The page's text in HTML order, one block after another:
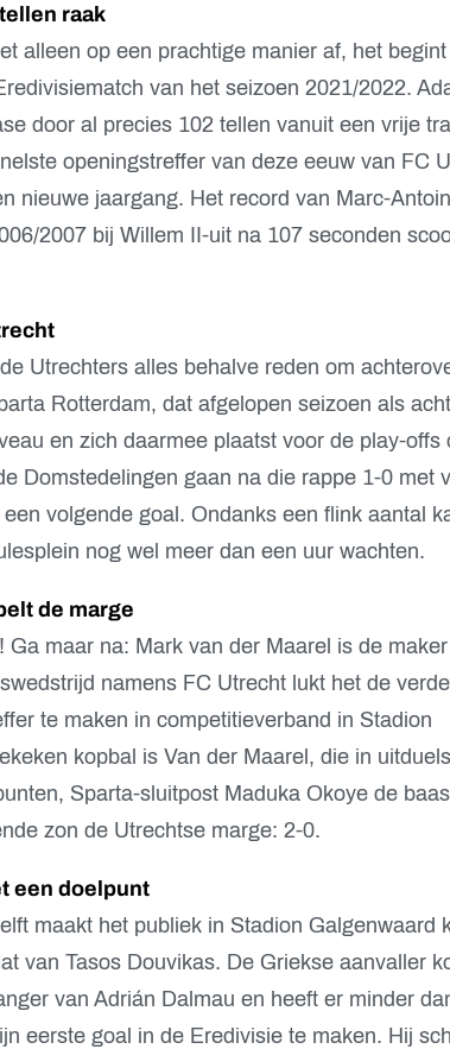
raak
alleen op een prachtige manier af, het
van het seizoen 2021/2022.
door al precies 102 tellen vanuit een vrije
openingstreffer van deze eeuw van FC
nieuwe jaargang. Het record van Marc-
2007 bij Willem II-uit na 107 seconden
Utrechters alles behalve reden om
Rotterdam, dat afgelopen seizoen als
en zich daarmee plaatst voor de play-offs
Domstedelingen gaan na die rappe 1-0 met
volgende goal. Ondanks een flink aantal
nog wel meer dan een uur wachten.
de marge
Ga maar na: Mark van der Maarel is de
namens FC Utrecht lukt het de
te maken in competitieverband in Stadion
kopbal is Van der Maarel, die in
Sparta-sluitpost Maduka Okoye de
zon de Utrechtse marge: 2-0.
een doelpunt
maakt het publiek in Stadion Galgenwaard
van Tasos Douvikas. De Griekse aanvaller
van Adrián Dalmau en heeft er minder
eerste goal in de Eredivisie te maken. Hij